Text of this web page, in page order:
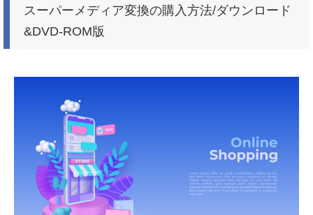
スーパーメディア変換の購入方法/ダウンロード
&DVD-ROM版